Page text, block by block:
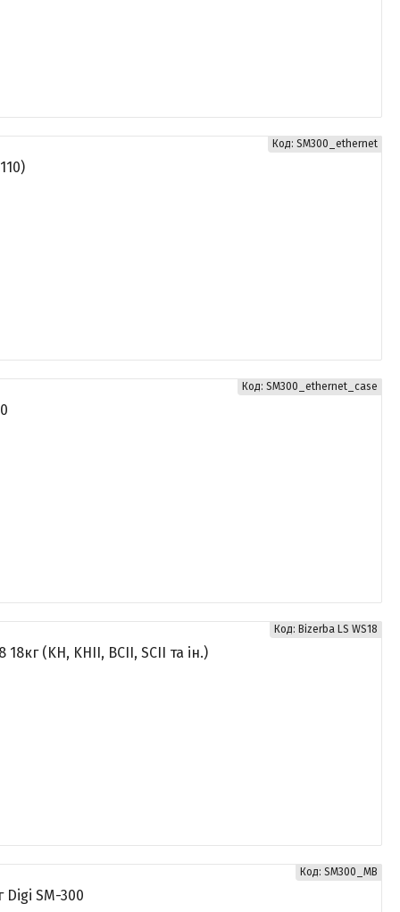
SM300_ethernet
SM300_ethernet_case
(KH, KHII, BCII, SCII та ін.)
Bizerba LS WS18
Digi SM-300
SM300_MB